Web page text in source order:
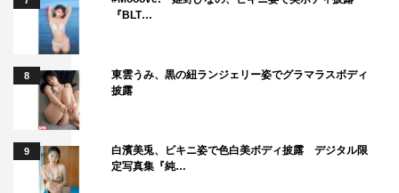
『BLT…
8
東雲うみ、黒の紐ランジェリー姿でグラマラスボディ
披露
9
白濱美兎、ビキニ姿で色白美ボディ披露 デジタル限
定写真集『純…